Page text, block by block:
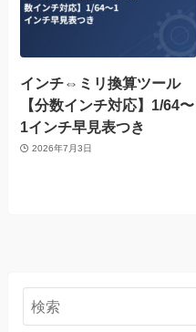
インチ⇔ミリ換算ツール
【分数インチ対応】1/64〜
1インチ早見表つき
2026年7月3日